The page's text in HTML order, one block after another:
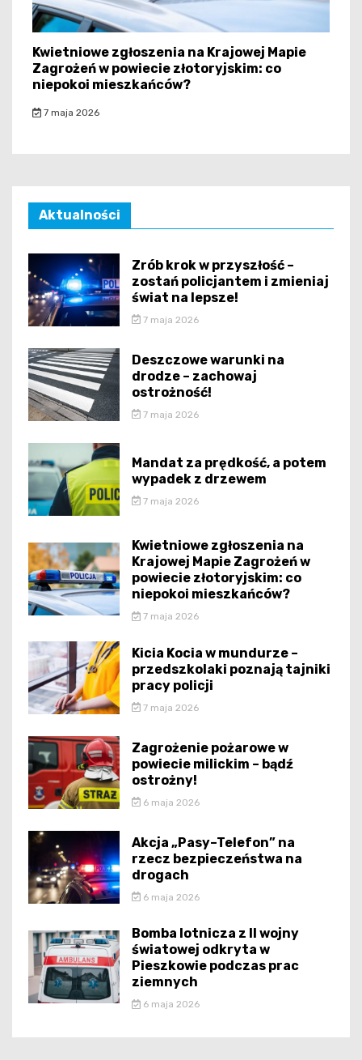
Kwietniowe zgłoszenia na Krajowej Mapie
Zagrożeń w powiecie złotoryjskim: co
niepokoi mieszkańców?
7 maja 2026
Aktualności
Zrób krok w przyszłość –
zostań policjantem i zmieniaj
świat na lepsze!
7 maja 2026
Deszczowe warunki na
drodze – zachowaj
ostrożność!
7 maja 2026
Mandat za prędkość, a potem
wypadek z drzewem
7 maja 2026
Kwietniowe zgłoszenia na
Krajowej Mapie Zagrożeń w
powiecie złotoryjskim: co
niepokoi mieszkańców?
7 maja 2026
Kicia Kocia w mundurze –
przedszkolaki poznają tajniki
pracy policji
7 maja 2026
Zagrożenie pożarowe w
powiecie milickim – bądź
ostrożny!
6 maja 2026
Akcja „Pasy–Telefon” na
rzecz bezpieczeństwa na
drogach
6 maja 2026
Bomba lotnicza z II wojny
światowej odkryta w
Pieszkowie podczas prac
ziemnych
6 maja 2026